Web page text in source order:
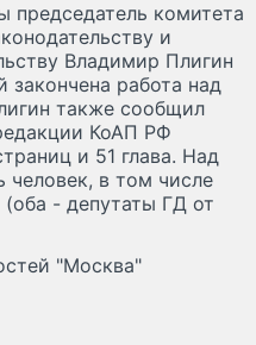
председатель комитета
и
Владимир Плигин
закончена работа над
также сообщил
КоАП РФ
и 51 глава. Над
человек, в том числе
- депутаты ГД от
"Москва"